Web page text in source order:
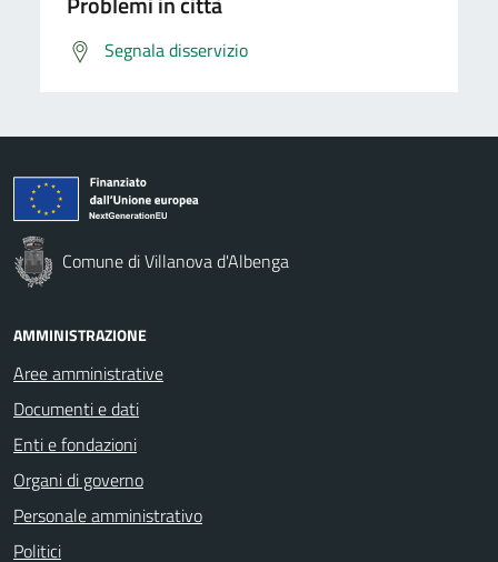
Segnala disservizio
Comune di Villanova d'Albenga
AMMINISTRAZIONE
Aree amministrative
Documenti e dati
Enti e fondazioni
Organi di governo
Personale amministrativo
Politici